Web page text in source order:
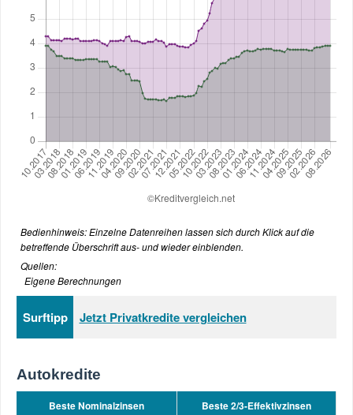
Bedienhinweis: Einzelne Datenreihen lassen sich durch Klick auf die
betreffende Überschrift aus- und wieder einblenden.
Quellen:
Eigene Berechnungen
Surftipp Jetzt Privatkredite vergleichen
Autokredite
Beste Nominalzinsen Beste 2/3-Effektivzinsen